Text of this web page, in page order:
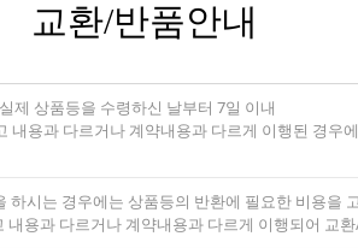
교환/반품안내
제 상품등을 수령하신 날부터 7일 이내
내용과 다르거나 계약내용과 다르게 이행된 경
시는 경우에는 상품등의 반환에 필요한 비용을
내용과 다르거나 계약내용과 다르게 이행되어 교